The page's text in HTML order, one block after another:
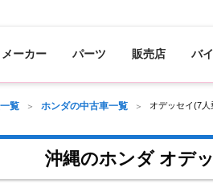
メーカー パーツ 販売店 バ
覧 ホンダの中古車一覧 オデッセイ(7
沖縄のホンダ オデ